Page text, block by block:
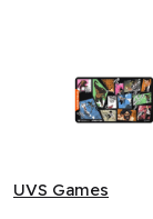
UVS Games